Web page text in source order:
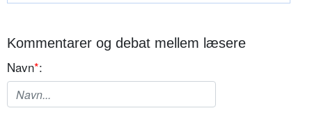
Kommentarer og debat mellem læsere
Navn*: